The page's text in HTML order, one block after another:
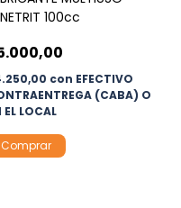
100cc
con EFECTIVO
(CABA) O
EL LOCAL